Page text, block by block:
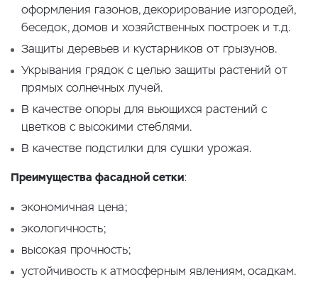
оформления газонов, декорирование изгородей,
беседок, домов и хозяйственных построек и т.д.
Защиты деревьев и кустарников от грызунов.
Укрывания грядок с целью защиты растений от
прямых солнечных лучей.
В качестве опоры для вьющихся растений с
цветков с высокими стеблями.
В качестве подстилки для сушки урожая.
Преимущества фасадной сетки:
экономичная цена;
экологичность;
высокая прочность;
устойчивость к атмосферным явлениям, осадкам.